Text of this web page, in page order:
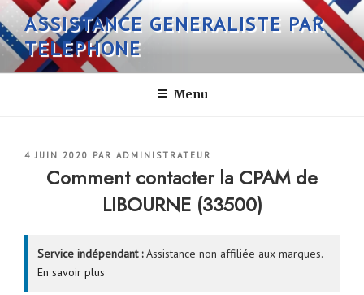
Aller
au
contenu
principal
ASSISTANCE GENERALISTE PAR
TELEPHONE
Menu
PUBLIÉ
4 JUIN 2020 PAR ADMINISTRATEUR
Comment contacter la CPAM de
LIBOURNE (33500)
Service indépendant :Assistance non affiliée aux marques.
En savoir plus